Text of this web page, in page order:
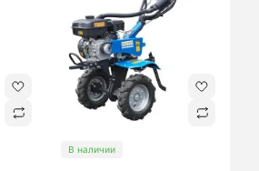
В наличии